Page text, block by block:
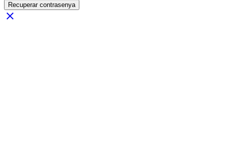
Recuperar contrasenya
close